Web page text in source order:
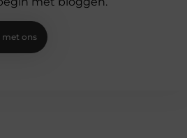
met ons